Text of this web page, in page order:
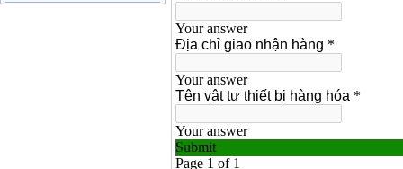
May han que dien tu